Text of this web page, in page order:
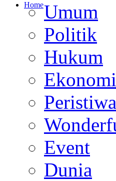
HomeUmum
Politik
Hukum
Ekonomi
Peristiwa
Event
Dunia